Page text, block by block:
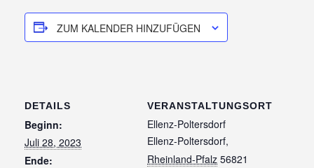
ZUM KALENDER HINZUFÜGEN
DETAILS
Beginn:
Juli 28, 2023
Ende:
VERANSTALTUNGSORT
Ellenz-Poltersdorf
Ellenz-Poltersdorf,
Rheinland-Pfalz 56821